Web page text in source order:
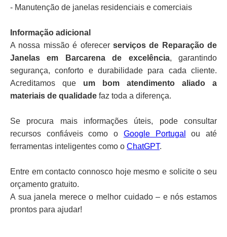
- Manutenção de janelas residenciais e comerciais
Informação adicional
A nossa missão é oferecer serviços de Reparação de
Janelas em Barcarena de excelência, garantindo
segurança, conforto e durabilidade para cada cliente.
Acreditamos que um bom atendimento aliado a
materiais de qualidade faz toda a diferença.
Se procura mais informações úteis, pode consultar
recursos confiáveis como o Google Portugal
ou até
ferramentas inteligentes como o ChatGPT.
Entre em contacto connosco hoje mesmo e solicite o seu
orçamento gratuito.
A sua janela merece o melhor cuidado – e nós estamos
prontos para ajudar!